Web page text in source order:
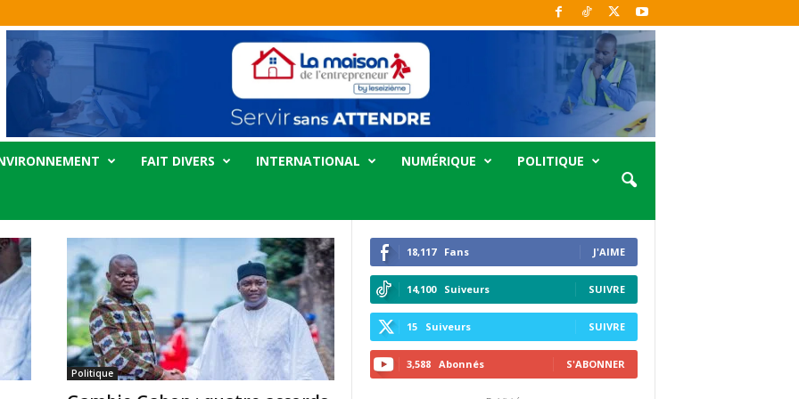
FAIT DIVERS INTERNATIONAL NUMÉRIQUE POLITIQUE
Politique
18,117 Fans J'AIME
14,100 Suiveurs SUIVRE
15 Suiveurs SUIVRE
3,588 Abonnés S'ABONNER